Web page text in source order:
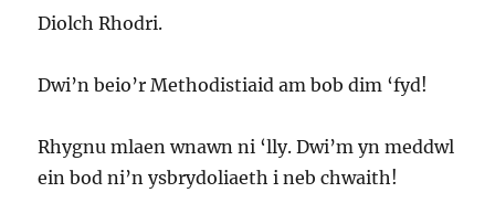
Diolch Rhodri.
Dwi’n beio’r Methodistiaid am bob dim ‘fyd!
Rhygnu mlaen wnawn ni ‘lly. Dwi’m yn meddwl
ein bod ni’n ysbrydoliaeth i neb chwaith!